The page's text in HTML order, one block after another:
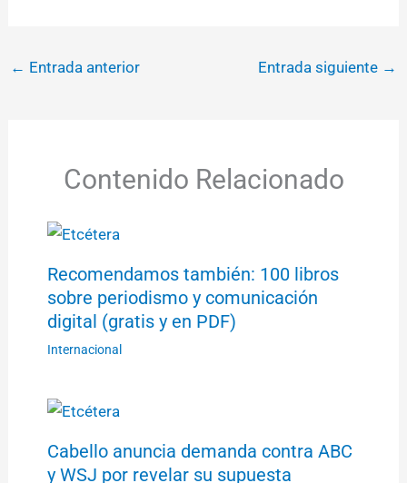
← Entrada anterior Entrada siguiente →
Contenido Relacionado
Recomendamos también: 100 libros
sobre periodismo y comunicación
digital (gratis y en PDF)
Internacional
Cabello anuncia demanda contra ABC
y WSJ por revelar su supuesta